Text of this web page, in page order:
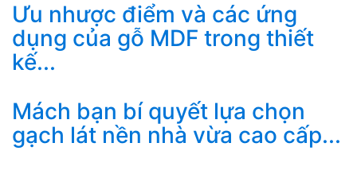
Ưu nhược điểm và các ứng
dụng của gỗ MDF trong thiết
kế...
Mách bạn bí quyết lựa chọn
gạch lát nền nhà vừa cao cấp...